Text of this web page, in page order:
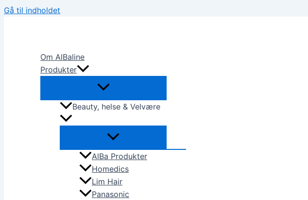
Gå til indholdet
Om AlBaline
Produkter
Beauty, helse & Velvære
AlBa Produkter
Homedics
Lim Hair
Panasonic